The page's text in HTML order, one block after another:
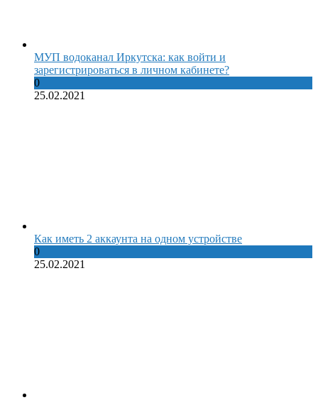
МУП водоканал Иркутска: как войти и
зарегистрироваться в личном кабинете?
0
25.02.2021
Как иметь 2 аккаунта на одном устройстве
0
25.02.2021